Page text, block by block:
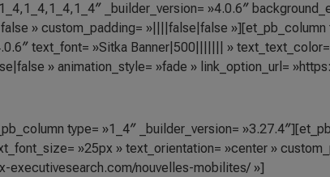
_builder_version= »4.0.6″
» custom_padding= »||||false|false »][et_pb_column
text_font= »Sitka Banner|500||||||| »
» animation_style= »fade » link_option_url=
type= »1_4″ _builder_version=
»25px » text_orientation= »center »
executivesearch.com/nouvelles-mobilites/ »]